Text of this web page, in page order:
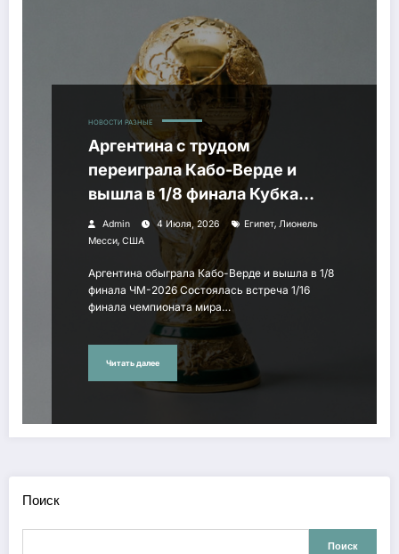
НОВОСТИ РАЗНЫЕ
Аргентина с трудом
переиграла Кабо-Верде и
вышла в 1/8 финала Кубка
мира
Admin 4 Июля, 2026 Египет, Лионель
Месси, США
Аргентина обыграла Кабо-Верде и вышла в 1/8
финала ЧМ-2026 Состоялась встреча 1/16
финала чемпионата мира…
Читать далее
Поиск
Поиск